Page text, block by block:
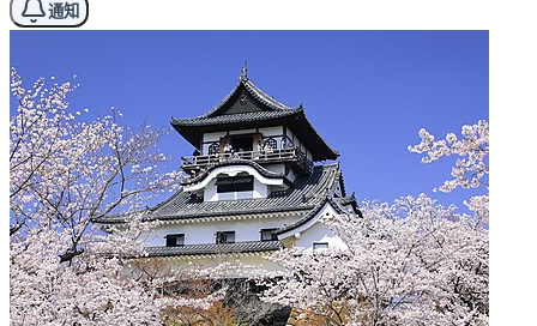
通知